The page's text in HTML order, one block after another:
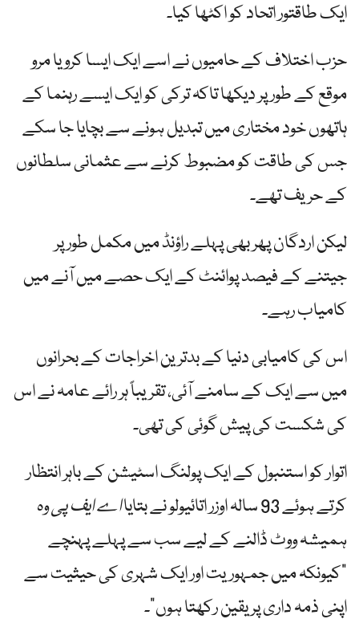
ایک طاقتور اتحاد کو اکٹھا کیا۔
حزب اختلاف کے حامیوں نے اسے ایک ایسا کرو یا مرو
موقع کے طور پر دیکھا تاکہ ترکی کو ایک ایسے رہنما کے
ہاتھوں خود مختاری میں تبدیل ہونے سے بچایا جا سکے
جس کی طاقت کو مضبوط کرنے سے عثمانی سلطانوں
کے حریف تھے۔
لیکن اردگان پھر بھی پہلے راؤنڈ میں مکمل طور پر
جیتنے کے فیصد پوائنٹ کے ایک حصے میں آنے میں
کامیاب رہے۔
اس کی کامیابی دنیا کے بدترین اخراجات کے بحرانوں
میں سے ایک کے سامنے آئی، تقریباً ہر رائے عامہ نے اس
کی شکست کی پیش گوئی کی تھی۔
اتوار کو استنبول کے ایک پولنگ اسٹیشن کے باہر انتظار
کرتے ہوئے 93 سالہ اوزر اتائیولو نے بتایا
اے ایف پیوہ
ہمیشہ ووٹ ڈالنے کے لیے سب سے پہلے پہنچے
"کیونکہ میں جمہوریت اور ایک شہری کی حیثیت سے
اپنی ذمہ داری پر یقین رکھتا ہوں”۔